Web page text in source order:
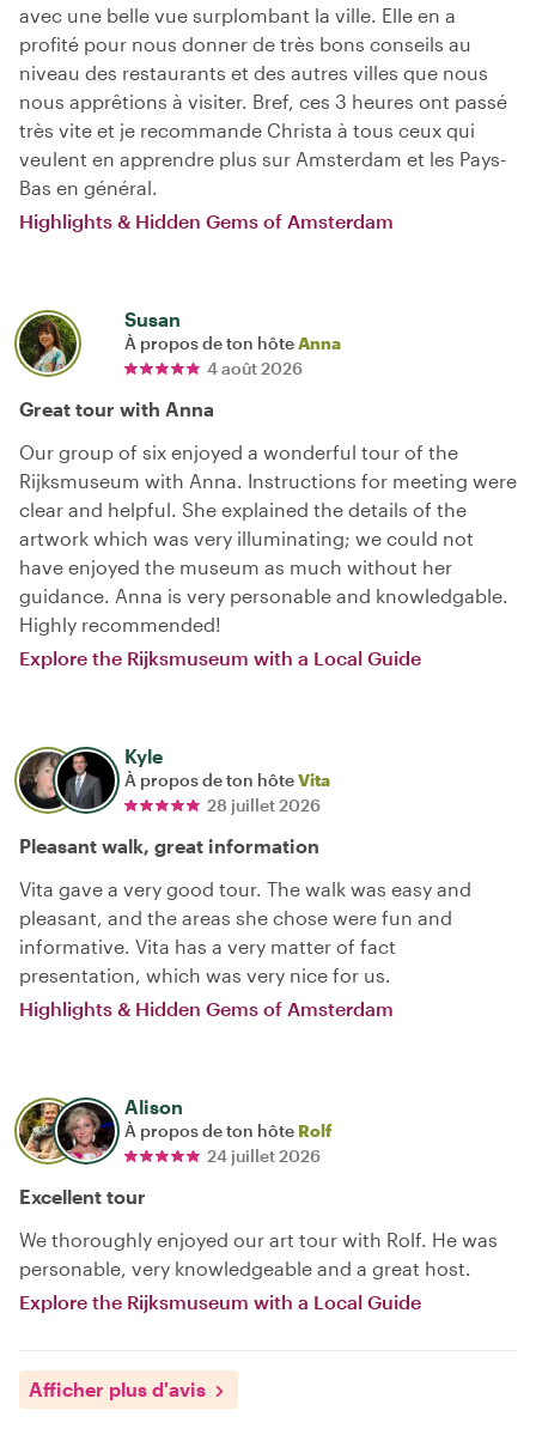
avec une belle vue surplombant la ville. Elle en a
profité pour nous donner de très bons conseils au
niveau des restaurants et des autres villes que nous
nous apprêtions à visiter. Bref, ces 3 heures ont passé
très vite et je recommande Christa à tous ceux qui
veulent en apprendre plus sur Amsterdam et les Pays-
Bas en général.
Highlights & Hidden Gems of Amsterdam
Susan
À propos de ton hôteAnna
4 août 2026
Great tour with Anna
Our group of six enjoyed a wonderful tour of the
Rijksmuseum with Anna. Instructions for meeting were
clear and helpful. She explained the details of the
artwork which was very illuminating; we could not
have enjoyed the museum as much without her
guidance. Anna is very personable and knowledgable.
Highly recommended!
Explore the Rijksmuseum with a Local Guide
Kyle
À propos de ton hôteVita
28 juillet 2026
Pleasant walk, great information
Vita gave a very good tour. The walk was easy and
pleasant, and the areas she chose were fun and
informative. Vita has a very matter of fact
presentation, which was very nice for us.
Highlights & Hidden Gems of Amsterdam
Alison
À propos de ton hôte Rolf
24 juillet 2026
Excellent tour
We thoroughly enjoyed our art tour with Rolf. He was
personable, very knowledgeable and a great host.
Explore the Rijksmuseum with a Local Guide
Afficher plus d'avis